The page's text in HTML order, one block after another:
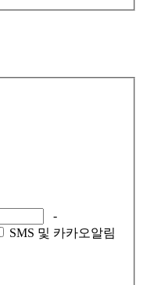
-
SMS 및 카카오알림